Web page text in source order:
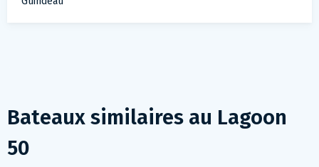
Bateaux similaires au Lagoon
50